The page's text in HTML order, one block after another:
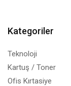
Kategoriler
Teknoloji
Kartuş / Toner
Ofis Kırtasiye